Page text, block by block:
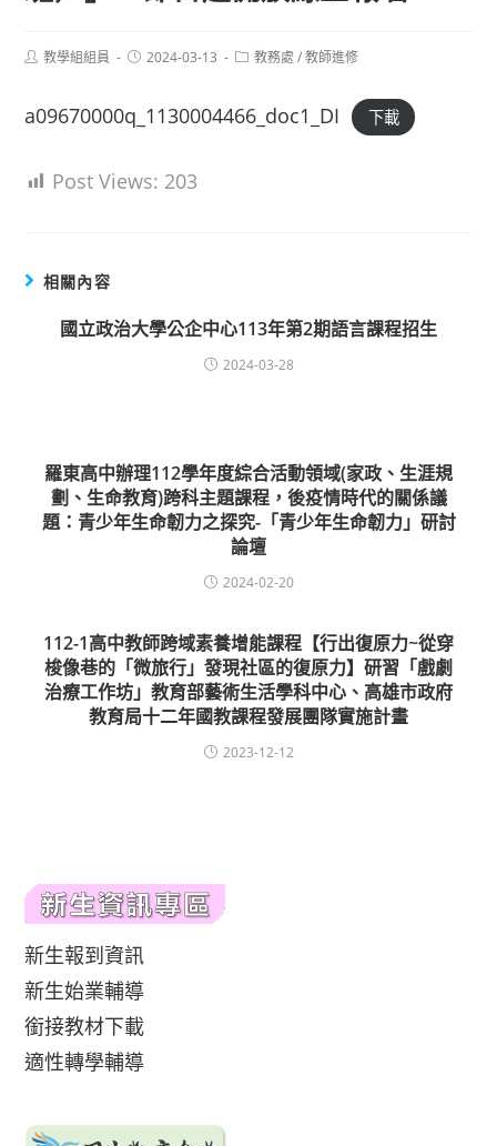
Post教學組組員
Post2024-03-13
Post教務處 / 教師進修
a09670000q_1130004466_doc1_DI 下載
Post Views: 203
相關內容
國立政治大學公企中心113年第2期語言課程招生
2024-03-28
羅東高中辦理112學年度綜合活動領域(家政、生涯規
劃、生命教育)跨科主題課程，後疫情時代的關係議
題：青少年生命韌力之探究-「青少年生命韌力」研討
論壇
2024-02-20
112-1高中教師跨域素養增能課程【行出復原力~從穿
梭像巷的「微旅行」發現社區的復原力】研習「戲劇
治療工作坊」教育部藝術生活學科中心、高雄市政府
教育局十二年國教課程發展團隊實施計畫
2023-12-12
新生報到資訊
新生始業輔導
銜接教材下載
適性轉學輔導